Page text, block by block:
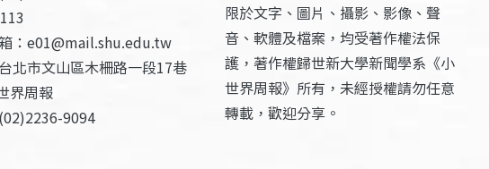
：e01@mail.shu.edu.tw
北市文山區木柵路一段17巷
界周報
9094
限於文字、圖片、攝影、影像、聲
音、軟體及檔案，均受著作權法保
護，著作權歸世新大學新聞學系《小
世界周報》所有，未經授權請勿任意
轉載，歡迎分享。